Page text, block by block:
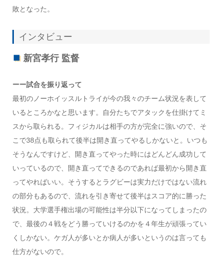
敗となった。
インタビュー
新宮孝行 監督
ーー試合を振り返って
最初のノーホイッスルトライが今の我々のチーム状況を表して
いるところかなと思います。自分たちでアタックを仕掛けてミ
スから取られる。フィジカルは相手の方が完全に強いので、そ
こで38点も取られて後半は開き直ってやるしかないと。いつも
そうなんですけど、開き直ってやった時にはどんどん成功して
いっているので、開き直ってできるのであれば最初から開き直
ってやればいい。そうするとラグビーは実力だけではない流れ
の部分もあるので、流れを引き寄せて後半はスコア的に勝った
状況。大学選手権出場の可能性は半分以下になってしまったの
で、最後の４戦をどう勝っていけるのかを４年生が頑張ってい
くしかない。ケガ人が多いとか病人が多いというのは言っても
仕方がないので。